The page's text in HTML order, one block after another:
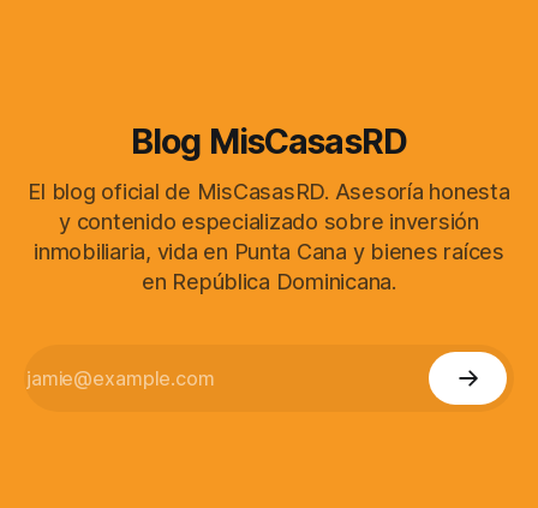
Blog MisCasasRD
El blog oficial de MisCasasRD. Asesoría honesta
y contenido especializado sobre inversión
inmobiliaria, vida en Punta Cana y bienes raíces
en República Dominicana.